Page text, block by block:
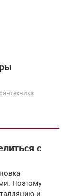
с
Поэтому
и